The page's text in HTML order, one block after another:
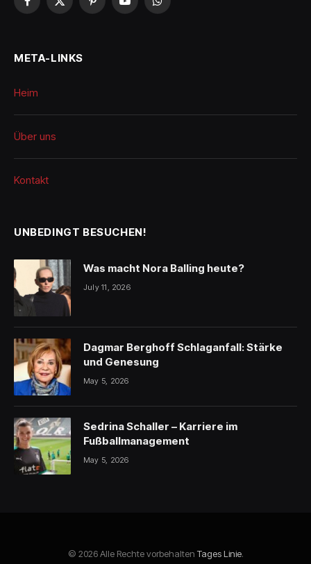
Facebook
X
PinterestYouTubeWhatsApp
META-LINKS
Heim
Über uns
Kontakt
UNBEDINGT BESUCHEN!
Was macht Nora Balling heute?
July 11, 2026
Dagmar Berghoff Schlaganfall: Stärke
und Genesung
May 5, 2026
Sedrina Schaller – Karriere im
Fußballmanagement
May 5, 2026
© 2026 Alle Rechte vorbehalten Tages Linie.